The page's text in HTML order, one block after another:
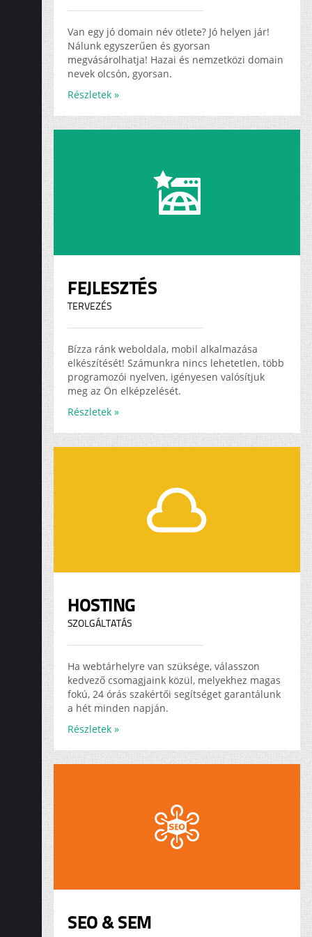
Van egy jó domain név ötlete? Jó helyen jár!
Nálunk egyszerűen és gyorsan
megvásárolhatja! Hazai és nemzetközi domain
nevek olcsón, gyorsan.
Részletek »
FEJLESZTÉS
TERVEZÉS
Bízza ránk weboldala, mobil alkalmazása
elkészítését! Számunkra nincs lehetetlen, több
programozói nyelven, igényesen valósítjuk
meg az Ön elképzelését.
Részletek »
HOSTING
SZOLGÁLTATÁS
Ha webtárhelyre van szüksége, válasszon
kedvező csomagjaink közül, melyekhez magas
fokú, 24 órás szakértői segítséget garantálunk
a hét minden napján.
Részletek »
SEO & SEM